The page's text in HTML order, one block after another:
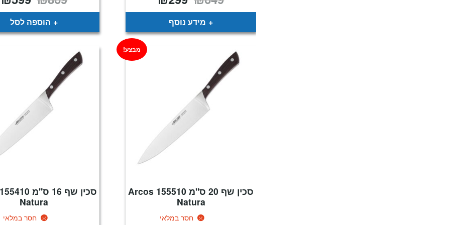
המקורי
היה: הוא:
מידע נוסף
המקורי
היה:
₪869.
הוספה לסל
סכין שף 20 ס"מ 155510 Arcos
Natura
חסר במלאי
מבצע!
Natura
חסר במלאי